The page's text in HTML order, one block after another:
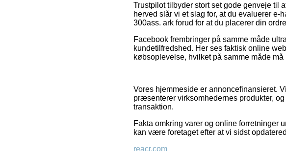
Trustpilot tilbyder stort set gode genveje til
herved slår vi et slag for, at du evaluerer e-
300ass. ark forud for at du placerer din
Facebook frembringer på samme måde
kundetilfredshed. Her ses faktisk online
købsoplevelse, hvilket på samme måde
Vores hjemmeside er annoncefinansieret.
præsenterer virksomhedernes produkter,
transaktion.
Fakta omkring varer og online forretninger
kan være foretaget efter at vi sidst
reacr.com